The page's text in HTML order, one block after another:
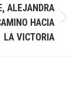
ALEJANDRA
HACIA
LA VICTORIA